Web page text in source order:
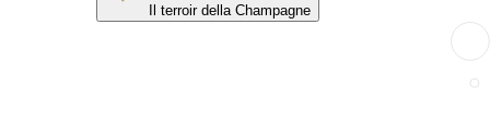
Il terroir della Champagne